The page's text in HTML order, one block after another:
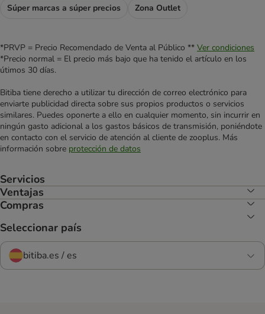
Súper marcas a súper precios
Zona Outlet
*PRVP = Precio Recomendado de Venta al Público ** Ver condiciones
*Precio normal = El precio más bajo que ha tenido el artículo en los
útimos 30 días.
Bitiba tiene derecho a utilizar tu dirección de correo electrónico para
enviarte publicidad directa sobre sus propios productos o servicios
similares. Puedes oponerte a ello en cualquier momento, sin incurrir en
ningún gasto adicional a los gastos básicos de transmisión, poniéndote
en contacto con el servicio de atención al cliente de zooplus. Más
información sobre protección de datos
Servicios
Ventajas
Compras
Seleccionar país
bitiba.es / es